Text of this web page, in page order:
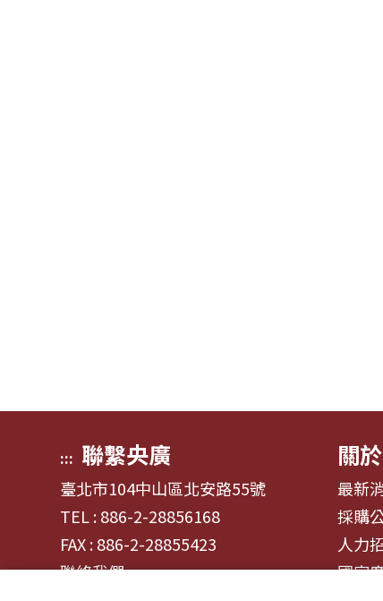
::: 聯繫央廣
臺北市104中山區北安路55號
TEL : 886-2-28856168
FAX : 886-2-28855423
聯絡我們
關
最新
採購
人力
國家